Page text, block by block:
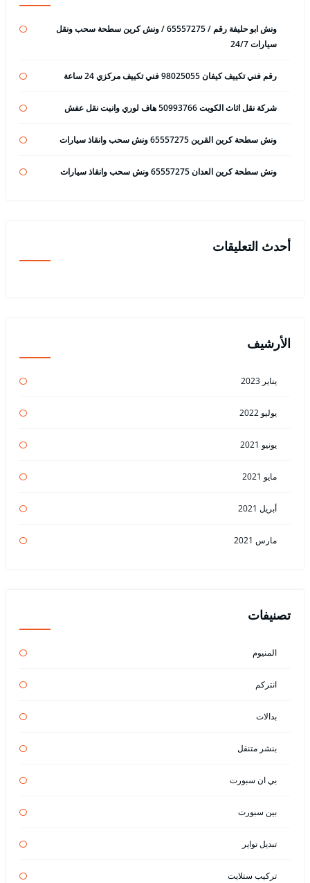
ونش ابو حليفة رقم / 65557275 / ونش كرين سطحة سحب ونقل
سيارات 24/7
رقم فني تكييف كيفان 98025055 فني تكييف مركزي 24 ساعة
شركة نقل اثاث الكويت 50993766 هاف لوري وانيت نقل عفش
ونش سطحة كرين القرين 65557275 ونش سحب وانقاذ سيارات
ونش سطحة كرين العدان 65557275 ونش سحب وانقاذ سيارات
أحدث التعليقات
الأرشيف
يناير 2023
يوليو 2022
يونيو 2021
مايو 2021
أبريل 2021
مارس 2021
تصنيفات
المنيوم
انتركم
بدالات
بنشر متنقل
بي ان سبورت
بين سبورت
تبديل تواير
تركيب ستلايت